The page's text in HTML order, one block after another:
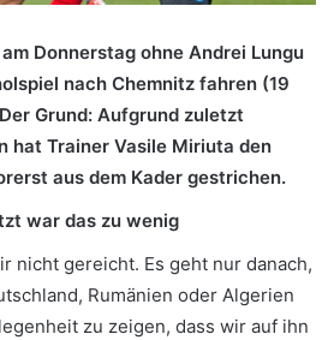
Donnerstag ohne Andrei Lungu
nach Chemnitz fahren (19
Grund: Aufgrund zuletzt
hat Trainer Vasile Miriuta den
aus dem Kader gestrichen.
war das zu wenig
nicht gereicht. Es geht nur danach,
Rumänien oder Algerien
zu zeigen, dass wir auf ihn